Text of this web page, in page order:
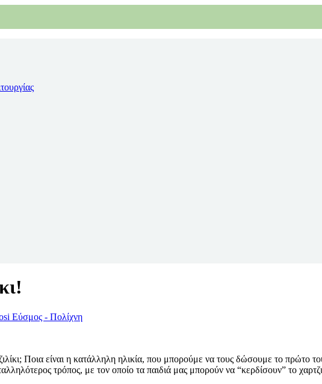
Εύσμος - Πολίχνη
Ποια είναι η κατάλληλη ηλικία, που μπορούμε να τους δώσουμε το πρώτο
τρόπος, με τον οποίο τα παιδιά μας μπορούν να “κερδίσουν” το